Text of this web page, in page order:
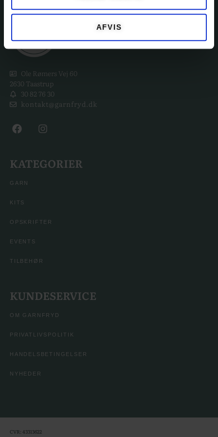
AFVIS
Ole Rømers Vej 60
2630 Taastrup
30 82 76 30
kontakt@garnfryd.dk
KATEGORIER
GARN
KITS
OPSKRIFTER
EVENTS
TILBEHØR
KUNDESERVICE
OM GARNFRYD
PRIVATLIVSPOLITIK
HANDELSBETINGELSER
NYHEDER
CVR: 43313622